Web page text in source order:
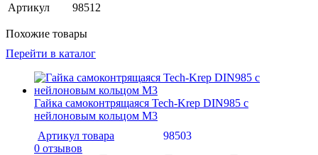
Артикул
98512
Похожие товары
Перейти в каталог
Гайка самоконтрящаяся Tech-Krep DIN985 c
нейлоновым кольцом М3
Артикул товара
98503
0 отзывов